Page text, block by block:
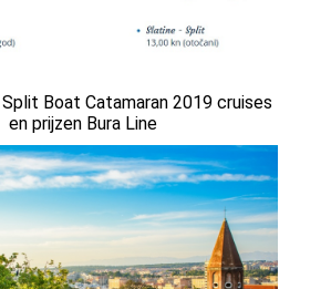
Boat Catamaran 2019 cruises
en prijzen Bura Line